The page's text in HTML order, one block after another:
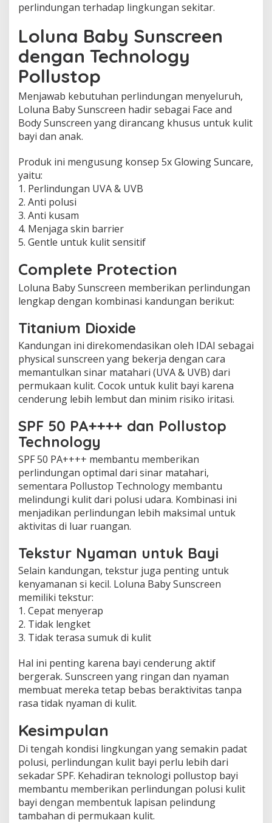
perlindungan terhadap lingkungan sekitar.
Loluna Baby Sunscreen
dengan Technology
Pollustop
Menjawab kebutuhan perlindungan menyeluruh,
Loluna Baby Sunscreen hadir sebagai Face and
Body Sunscreen yang dirancang khusus untuk kulit
bayi dan anak.
Produk ini mengusung konsep 5x Glowing Suncare,
yaitu:
1. Perlindungan UVA & UVB
2. Anti polusi
3. Anti kusam
4. Menjaga skin barrier
5. Gentle untuk kulit sensitif
Complete Protection
Loluna Baby Sunscreen memberikan perlindungan
lengkap dengan kombinasi kandungan berikut:
Titanium Dioxide
Kandungan ini direkomendasikan oleh IDAI sebagai
physical sunscreen yang bekerja dengan cara
memantulkan sinar matahari (UVA & UVB) dari
permukaan kulit. Cocok untuk kulit bayi karena
cenderung lebih lembut dan minim risiko iritasi.
SPF 50 PA++++ dan Pollustop
Technology
SPF 50 PA++++ membantu memberikan
perlindungan optimal dari sinar matahari,
sementara Pollustop Technology membantu
melindungi kulit dari polusi udara. Kombinasi ini
menjadikan perlindungan lebih maksimal untuk
aktivitas di luar ruangan.
Tekstur Nyaman untuk Bayi
Selain kandungan, tekstur juga penting untuk
kenyamanan si kecil. Loluna Baby Sunscreen
memiliki tekstur:
1. Cepat menyerap
2. Tidak lengket
3. Tidak terasa sumuk di kulit
Hal ini penting karena bayi cenderung aktif
bergerak. Sunscreen yang ringan dan nyaman
membuat mereka tetap bebas beraktivitas tanpa
rasa tidak nyaman di kulit.
Kesimpulan
Di tengah kondisi lingkungan yang semakin padat
polusi, perlindungan kulit bayi perlu lebih dari
sekadar SPF. Kehadiran teknologi pollustop bayi
membantu memberikan perlindungan polusi kulit
bayi dengan membentuk lapisan pelindung
tambahan di permukaan kulit.